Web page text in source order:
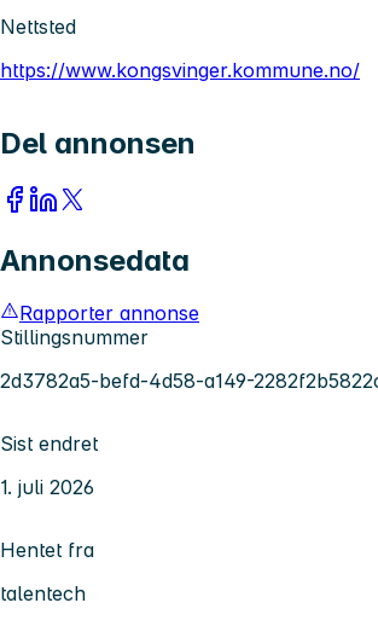
Nettsted
https://www.kongsvinger.kommune.no/
Del annonsen
Annonsedata
Rapporter annonse
Stillingsnummer
2d3782a5-befd-4d58-a149-
Sist endret
1. juli 2026
Hentet fra
talentech